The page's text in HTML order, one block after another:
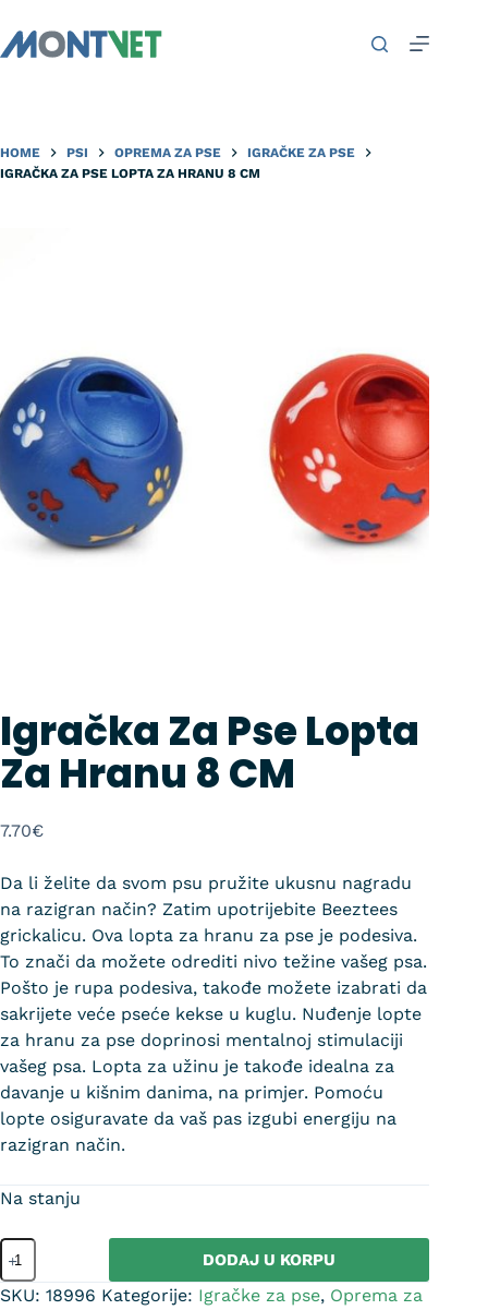
HOME PSI OPREMA ZA PSE
IGRAČKE ZA PSE
IGRAČKA ZA PSE LOPTA ZA HRANU 8 CM
Igračka Za Pse Lopta
Za Hranu 8 CM
7.70€
Da li želite da svom psu pružite ukusnu nagradu
na razigran način? Zatim upotrijebite Beeztees
grickalicu. Ova lopta za hranu za pse je podesiva.
To znači da možete odrediti nivo težine vašeg psa.
Pošto je rupa podesiva, takođe možete izabrati da
sakrijete veće pseće kekse u kuglu. Nuđenje lopte
za hranu za pse doprinosi mentalnoj stimulaciji
vašeg psa. Lopta za užinu je takođe idealna za
davanje u kišnim danima, na primjer. Pomoću
lopte osiguravate da vaš pas izgubi energiju na
razigran način.
Na stanju
DODAJ U KORPU
SKU: 18996 Kategorije: Igračke za pse, Oprema za